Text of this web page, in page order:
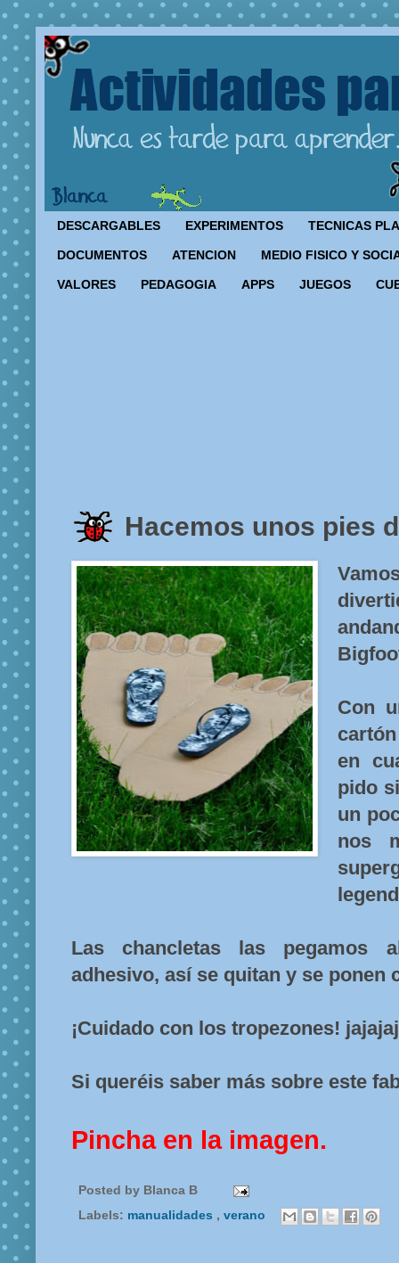
DESCARGABLES EXPERIMENTOS TECNICAS
DOCUMENTOS ATENCION MEDIO FISICO Y
VALORES PEDAGOGIA APPS JUEGOS
Hacemos unos pies
Con
en
pido
un
nos
Las chancletas las pegamos
adhesivo, así se quitan y se ponen
¡Cuidado con los tropezones!
Si queréis saber más sobre este
Pincha en la imagen.
Posted by Blanca B
Labels: manualidades , verano